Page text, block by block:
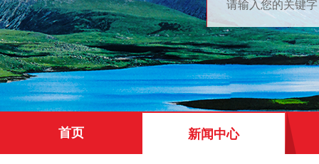
首页 新闻中心